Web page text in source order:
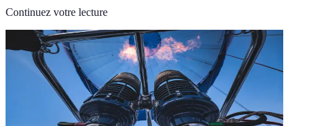
Continuez votre lecture